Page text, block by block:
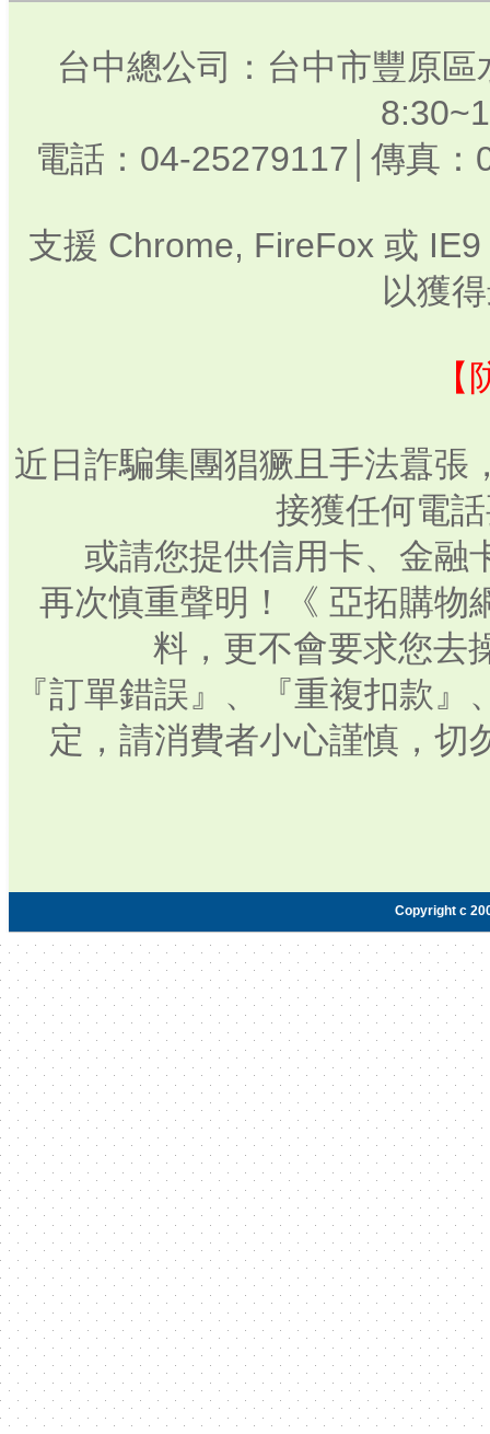
台中總公司：台中市豐原
電話：04-25279117│傳真
支援 Chrome, FireFox 或
以獲
近日詐騙集團猖獗且手法囂張
接獲任何電
或請您提供信用卡、金融
再次慎重聲明！《 亞拓購物
料，更不會要求您去
『訂單錯誤』、『重複扣款
定，請消費者小心謹慎，切
Copyright c